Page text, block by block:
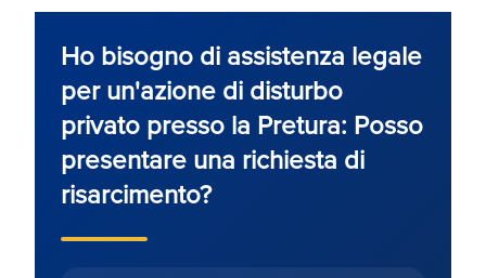
Ho bisogno di assistenza legale
per un'azione di disturbo
privato presso la Pretura: Posso
presentare una richiesta di
risarcimento?